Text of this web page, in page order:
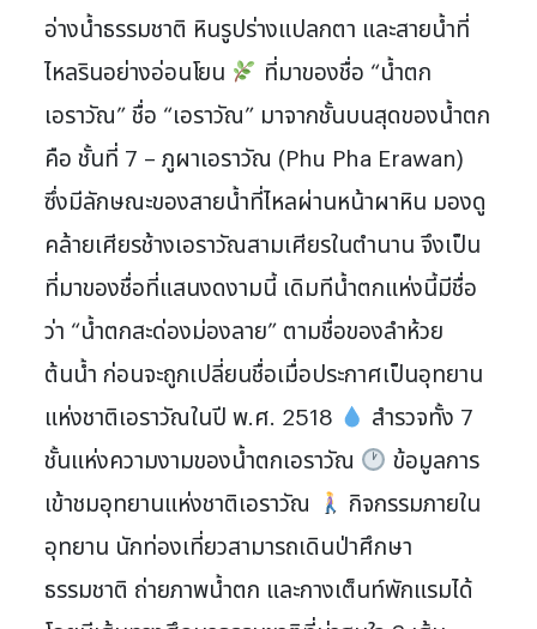
อ่างน้ำธรรมชาติ หินรูปร่างแปลกตา และสายน้ำที่
ไหลรินอย่างอ่อนโยน
ที่มาของชื่อ “น้ำตก
เอราวัณ” ชื่อ “เอราวัณ” มาจากชั้นบนสุดของน้ำตก
คือ ชั้นที่ 7 – ภูผาเอราวัณ (Phu Pha Erawan)
ซึ่งมีลักษณะของสายน้ำที่ไหลผ่านหน้าผาหิน มองดู
คล้ายเศียรช้างเอราวัณสามเศียรในตำนาน จึงเป็น
ที่มาของชื่อที่แสนงดงามนี้ เดิมทีน้ำตกแห่งนี้มีชื่อ
ว่า “น้ำตกสะด่องม่องลาย” ตามชื่อของลำห้วย
ต้นน้ำ ก่อนจะถูกเปลี่ยนชื่อเมื่อประกาศเป็นอุทยาน
แห่งชาติเอราวัณในปี พ.ศ. 2518
สำรวจทั้ง 7
ชั้นแห่งความงามของน้ำตกเอราวัณ
ข้อมูลการ
เข้าชมอุทยานแห่งชาติเอราวัณ
กิจกรรมภายใน
อุทยาน นักท่องเที่ยวสามารถเดินป่าศึกษา
ธรรมชาติ ถ่ายภาพน้ำตก และกางเต็นท์พักแรมได้